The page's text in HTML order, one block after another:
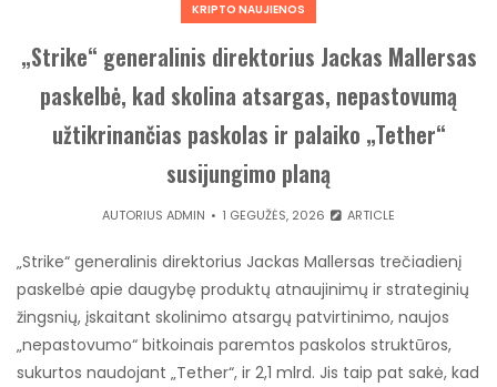
KRIPTO NAUJIENOS
„Strike“ generalinis direktorius Jackas Mallersas
paskelbė, kad skolina atsargas, nepastovumą
užtikrinančias paskolas ir palaiko „Tether“
susijungimo planą
AUTORIUSADMIN 1 GEGUŽĖS, 2026 ARTICLE
„Strike“ generalinis direktorius Jackas Mallersas trečiadienį
paskelbė apie daugybę produktų atnaujinimų ir strateginių
žingsnių, įskaitant skolinimo atsargų patvirtinimo, naujos
„nepastovumo“ bitkoinais paremtos paskolos struktūros,
sukurtos naudojant „Tether“, ir 2,1 mlrd. Jis taip pat sakė, kad